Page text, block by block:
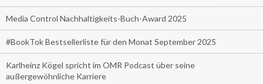
Media Control Nachhaltigkeits-Buch-Award 2025
#BookTok Bestsellerliste für den Monat September 2025
Karlheinz Kögel spricht im OMR Podcast über seine
außergewöhnliche Karriere